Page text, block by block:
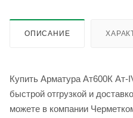
ОПИСАНИЕ
Купить Арматура Ат600К
быстрой отгрузкой и
можете в компании